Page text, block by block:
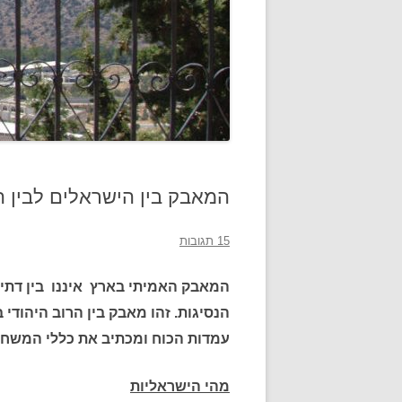
המאבק בין הישראלים לבין
15 תגובות
המאבק האמיתי בארץ איננו בין
הנסיגות. זהו מאבק בין הרוב
עמדות הכוח ומכתיב את כללי
מהי הישראליות